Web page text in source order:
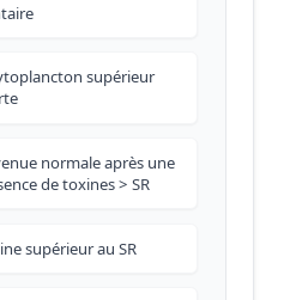
supérieur
normale après une
de toxines > SR
supérieur au SR